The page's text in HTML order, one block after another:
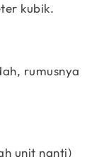
kubik.
rumusnya
unit nanti)